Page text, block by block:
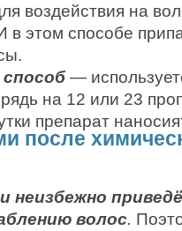
воздействия на
в этом способе
—
на 12 или 23
препарат
после
неизбежно
волос.